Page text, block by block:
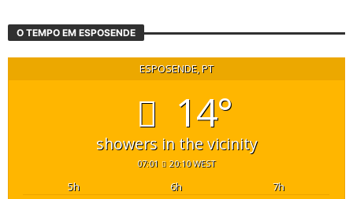
O TEMPO EM ESPOSENDE
ESPOSENDE, PT
14°
showers in the vicinity
07:01 20:10 WEST
5h 6h 7h